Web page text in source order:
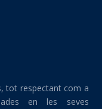
tot respectant com a
en les seves